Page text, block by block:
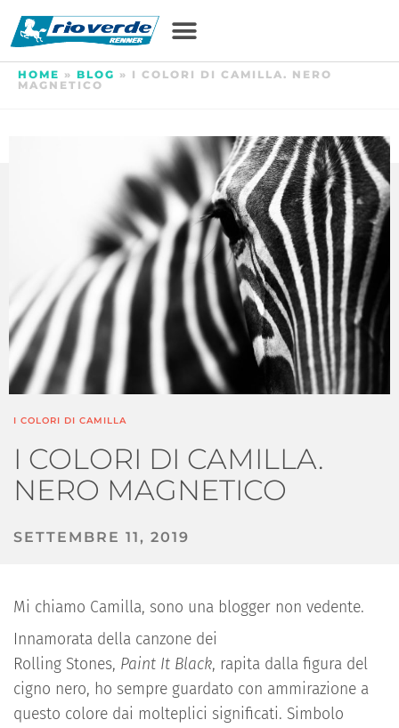
HOME » BLOG » I COLORI DI CAMILLA. NERO
MAGNETICO
I COLORI DI CAMILLA
I COLORI DI CAMILLA.
NERO MAGNETICO
SETTEMBRE 11, 2019
Mi chiamo Camilla, sono una blogger non vedente.
Innamorata della canzone dei
Rolling Stones, Paint It Black, rapita dalla figura del
cigno nero, ho sempre guardato con ammirazione a
questo colore dai molteplici significati. Simbolo